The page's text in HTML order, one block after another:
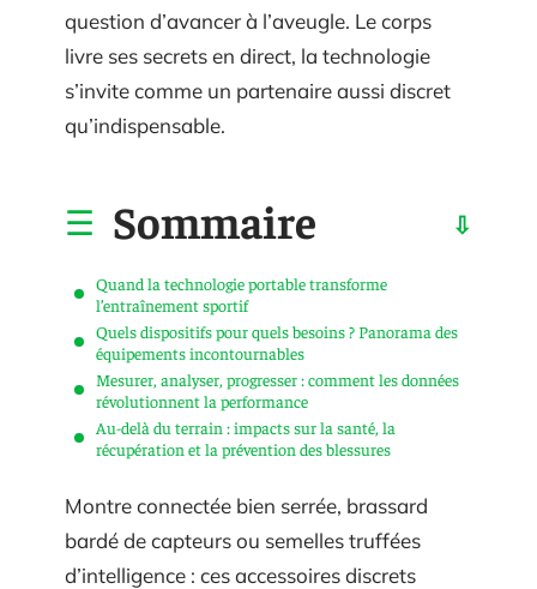
question d’avancer à l’aveugle. Le corps
livre ses secrets en direct, la technologie
s’invite comme un partenaire aussi discret
qu’indispensable.
Sommaire
Quand la technologie portable transforme
l’entraînement sportif
Quels dispositifs pour quels besoins ? Panorama des
équipements incontournables
Mesurer, analyser, progresser : comment les données
révolutionnent la performance
Au-delà du terrain : impacts sur la santé, la
récupération et la prévention des blessures
Montre connectée bien serrée, brassard
bardé de capteurs ou semelles truffées
d’intelligence : ces accessoires discrets